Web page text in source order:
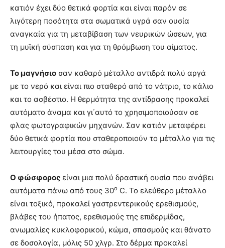
κατιόν έχει δύο θετικά φορτία και είναι παρόν σε
λιγότερη ποσότητα στα σωματικά υγρά σαν ουσία
αναγκαία για τη μεταβίβαση των νευρικών ώσεων, για
τη μυϊκή σύσπαση και για τη θρόμβωση του αίματος.
Το μαγνήσιο σαν καθαρό μέταλλο αντιδρά πολύ αργά
με το νερό και είναι πιο σταθερό από το νάτριο, το κάλιο
και το ασβέστιο. Η θερμότητα της αντίδρασης προκαλεί
αυτόματο άναμα και γι΄αυτό το χρησιμοποιούσαν σε
φλας φωτογραφικών μηχανών. Σαν κατιόν μεταφέρει
δύο θετικά φορτία που σταθεροποιούν το μέταλλο για τις
λειτουργίες του μέσα στο σώμα.
Ο φώσφορος είναι μια πολύ δραστική ουσία που ανάβει
αυτόματα πάνω από τους 30ο C. Το ελεύθερο μέταλλο
είναι τοξικό, προκαλεί γαστρεντερικούς ερεθισμούς,
βλάβες του ήπατος, ερεθισμούς της επιδερμίδας,
ανωμαλίες κυκλοφορικού, κώμα, σπασμούς και θάνατο
σε δοσολογία, μόλις 50 χλγρ. Στο δέρμα προκαλεί